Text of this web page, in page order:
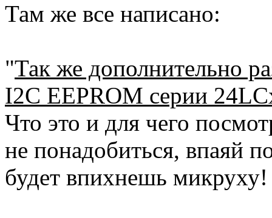
Там же все написано:
"Так же дополнительно
I2C EEPROM серии
Что это и для чего
не понадобиться, впаяй
будет впихнешь микруху!